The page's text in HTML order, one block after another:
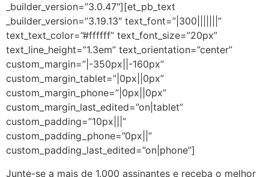
_builder_version=”3.0.47″][et_pb_text
_builder_version=”3.19.13″ text_font=”|300|||||||”
text_text_color=”#ffffff” text_font_size=”20px”
text_line_height=”1.3em” text_orientation=”center”
custom_margin=”|-350px||-160px”
custom_margin_tablet=”|0px||0px”
custom_margin_phone=”|0px||0px”
custom_margin_last_edited=”on|tablet”
custom_padding=”10px|||”
custom_padding_phone=”0px||”
custom_padding_last_edited=”on|phone”]
Junte-se a mais de 1.000 assinantes e receba o melhor